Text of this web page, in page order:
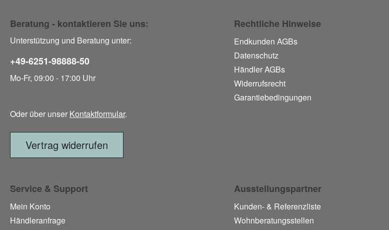
Beratung - kontaktieren Sie uns:
Unterstützung und Beratung unter:
+49-6251-98888-50
Mo-Fr, 09:00 - 17:00 Uhr
Oder über unser Kontaktformular.
Vertrag widerrufen
Rechtliche Hinweise
Endkunden AGBs
Datenschutz
Händler AGBs
Widerrufsrecht
Garantiebedingungen
Service & Support
Mein Konto
Händleranfrage
Ausstellungspartner
Kunden- & Referenzliste
Wohnberatungsstellen